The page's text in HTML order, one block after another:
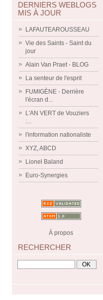
DERNIERS WEBLOGS
MIS À JOUR
LAFAUTEAROUSSEAU
Vie des Saints - Saint du
jour
Alain Van Praet - BLOG
La senteur de l'esprit
FUMIGÈNE - Derrière
l'écran d...
L'AN VERT de Vouziers
:...
l'information nationaliste
XYZ, ABCD
Lionel Baland
Euro-Synergies
À propos
RECHERCHER